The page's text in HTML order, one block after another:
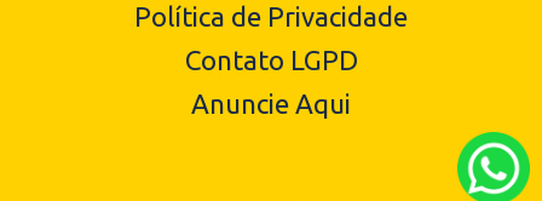
Política de Privacidade
Contato LGPD
Anuncie Aqui